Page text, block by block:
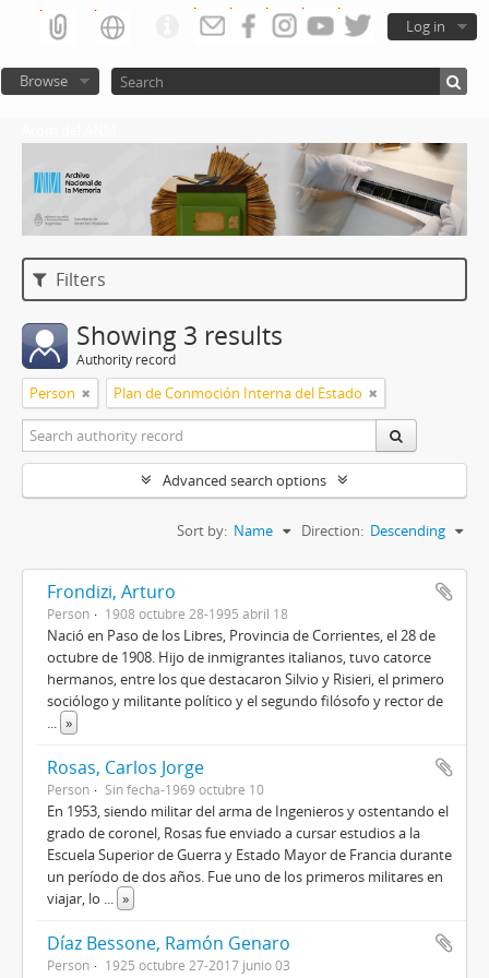
Log in
Browse
Filters
Showing 3 results
Authority record
Person Plan de Conmoción Interna del Estado
Advanced search options
Sort by: Name Direction: Descending
Frondizi, Arturo
Person 1908 octubre 28-1995 abril 18
Nació en Paso de los Libres, Provincia de Corrientes, el 28 de
octubre de 1908. Hijo de inmigrantes italianos, tuvo catorce
hermanos, entre los que destacaron Silvio y Risieri, el primero
sociólogo y militante político y el segundo filósofo y rector de
... »
Rosas, Carlos Jorge
Person Sin fecha-1969 octubre 10
En 1953, siendo militar del arma de Ingenieros y ostentando el
grado de coronel, Rosas fue enviado a cursar estudios a la
Escuela Superior de Guerra y Estado Mayor de Francia durante
un período de dos años. Fue uno de los primeros militares en
viajar, lo ... »
Díaz Bessone, Ramón Genaro
Person 1925 octubre 27-2017 junio 03